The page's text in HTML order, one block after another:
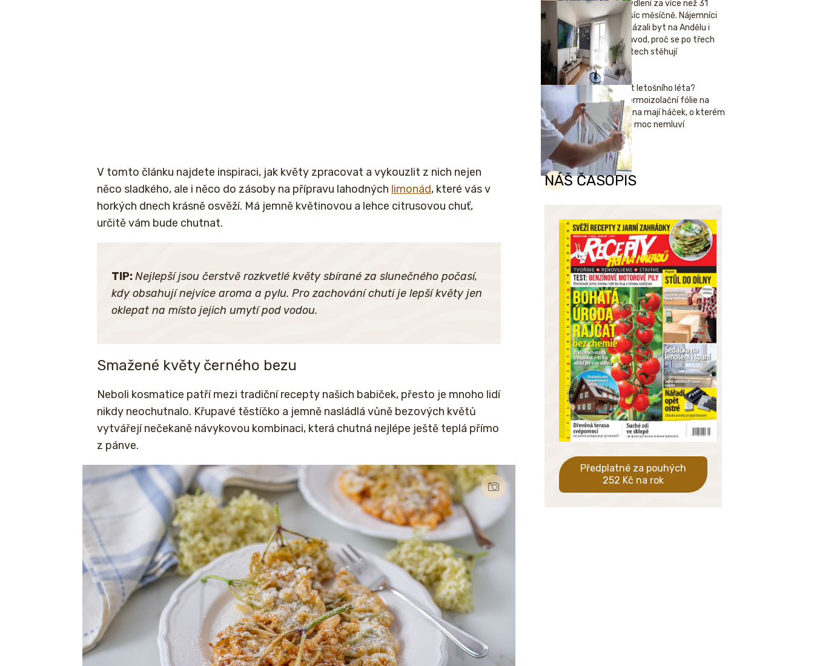
V tomto článku najdete inspiraci, jak květy zpracovat a vykouzlit z nich nejen
něco sladkého, ale i něco do zásoby na přípravu lahodných limonád, které vás v
horkých dnech krásně osvěží. Má jemně květinovou a lehce citrusovou chuť,
určitě vám bude chutnat.
TIP:Nejlepší jsou čerstvě rozkvetlé květy sbírané za slunečného počasí,
kdy obsahují nejvíce aroma a pylu. Pro zachování chuti je lepší květy jen
oklepat na místo jejich umytí pod vodou.
Smažené květy černého bezu
Neboli kosmatice patří mezi tradiční recepty našich babiček, přesto je mnoho lidí
nikdy neochutnalo. Křupavé těstíčko a jemně nasládlá vůně bezových květů
vytvářejí nečekaně návykovou kombinaci, která chutná nejlépe ještě teplá přímo
z pánve.
Bydlení za více než 31
tisíc měsíčně. Nájemníci
ukázali byt na Andělu i
důvod, proč se po třech
letech stěhují
Hit letošního léta?
Termoizolační fólie na
okna mají háček, o kterém
se moc nemluví
NÁŠ ČASOPIS
Předplatné za pouhých
252 Kč na rok